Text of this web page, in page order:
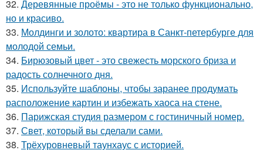
32. Деревянные проёмы - это не только функционально,
но и красиво.
33. Молдинги и золото: квартира в Санкт-петербурге для
молодой семьи.
34. Бирюзовый цвет - это свежесть морского бриза и
радость солнечного дня.
35. Используйте шаблоны, чтобы заранее продумать
расположение картин и избежать хаоса на стене.
36. Парижская студия размером с гостиничный номер.
37. Свет, который вы сделали сами.
38. Трёхуровневый таунхаус с историей.